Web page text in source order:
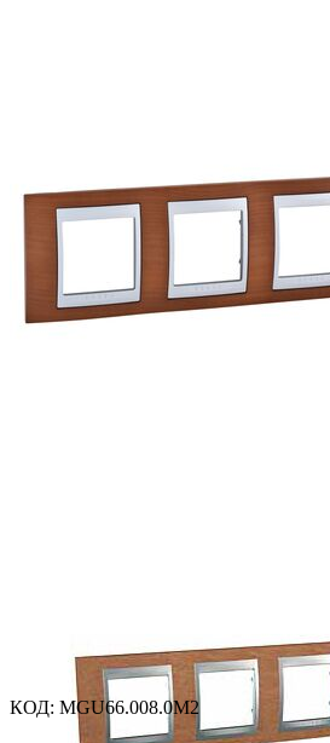
КОД: MGU66.008.0M2